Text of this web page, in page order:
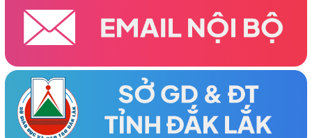
(03/04/2026)
NHIỆM KỲ 2026-2031 THÀNH CÔNG TỐT ĐẸP
(27/03/2026)
Đại hội Đại biểu Hội Khuyến học phường Tân An Lần thứ I,
nhiệm kỳ 2026-2031 thành công tốt đẹp